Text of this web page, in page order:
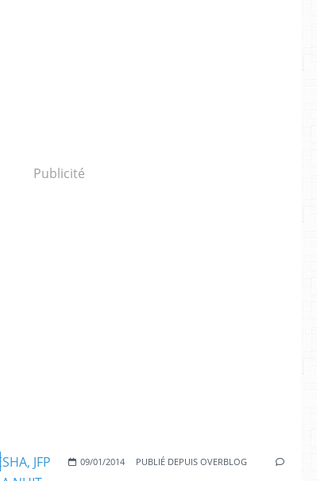
Publicité
09/01/2014 PUBLIÉ DEPUIS OVERBLOG